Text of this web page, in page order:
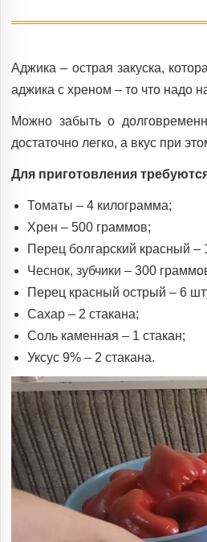
Аджика – острая закуска,
аджика с хреном – то что надо
Можно забыть о
достаточно легко, а вкус при
Для приготовления
Томаты – 4 килограмма;
Хрен – 500 граммов;
Перец болгарский красный –
Чеснок, зубчики – 300
Перец красный острый – 6
Сахар – 2 стакана;
Соль каменная – 1 стакан;
Уксус 9% – 2 стакана.